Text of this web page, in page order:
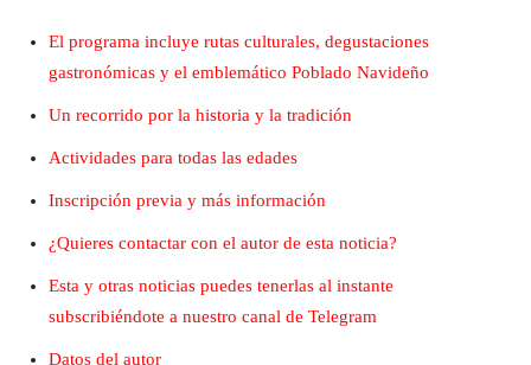
El programa incluye rutas culturales, degustaciones
gastronómicas y el emblemático Poblado Navideño
Un recorrido por la historia y la tradición
Actividades para todas las edades
Inscripción previa y más información
¿Quieres contactar con el autor de esta noticia?
Esta y otras noticias puedes tenerlas al instante
subscribiéndote a nuestro canal de Telegram
Datos del autor